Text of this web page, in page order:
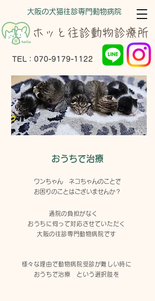
TEL：070-9179-1122
ホッと往診動物診療所
大阪の犬猫往診専門動物病院
おうちで治療
ワンちゃん ネコちゃんのことで
お困りのことはございませんか？
通院の負担がなく
おうちに伺って対応させていただく
大阪の往診専門動物病院です​
様々な理由で動物病院受診が難しい時に​​
おうちで治療 という選択肢を